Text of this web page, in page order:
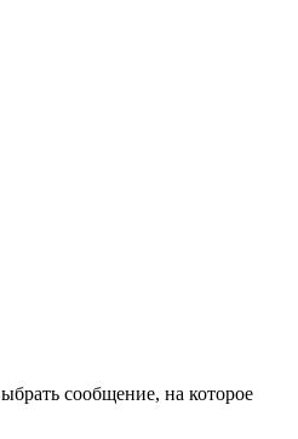
сообщение, на которое